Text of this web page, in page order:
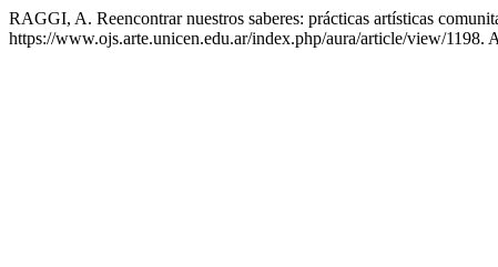
RAGGI, A. Reencontrar nuestros saberes: prácticas artísticas
https://www.ojs.arte.unicen.edu.ar/index.php/aura/article/view/1198.